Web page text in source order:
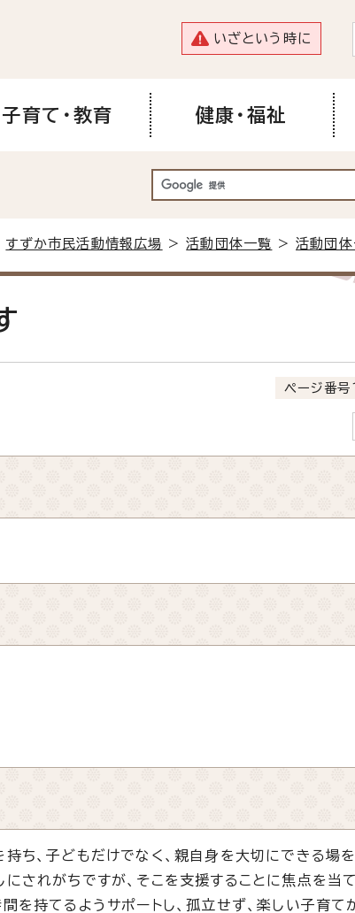
いざという時に
子育て・教育 健康・福祉
すずか市民活動情報広場 >活動団体一覧 >活動団体
ページ番
ち、子どもだけでなく、親自身を大切にできる場
されがちですが、そこを支援することに焦点を当
を持てるようサポートし、孤立せず、楽しい子育